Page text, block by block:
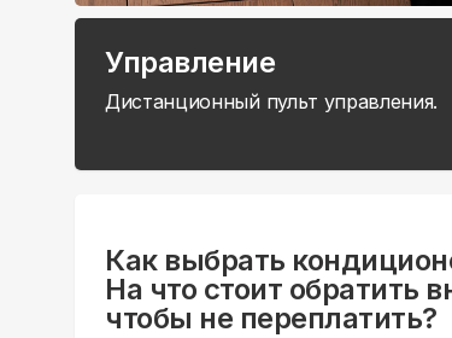
Управление
Дистанционный пульт управления.
Как выбрать
На что стоит обратить
чтобы не переплатить?